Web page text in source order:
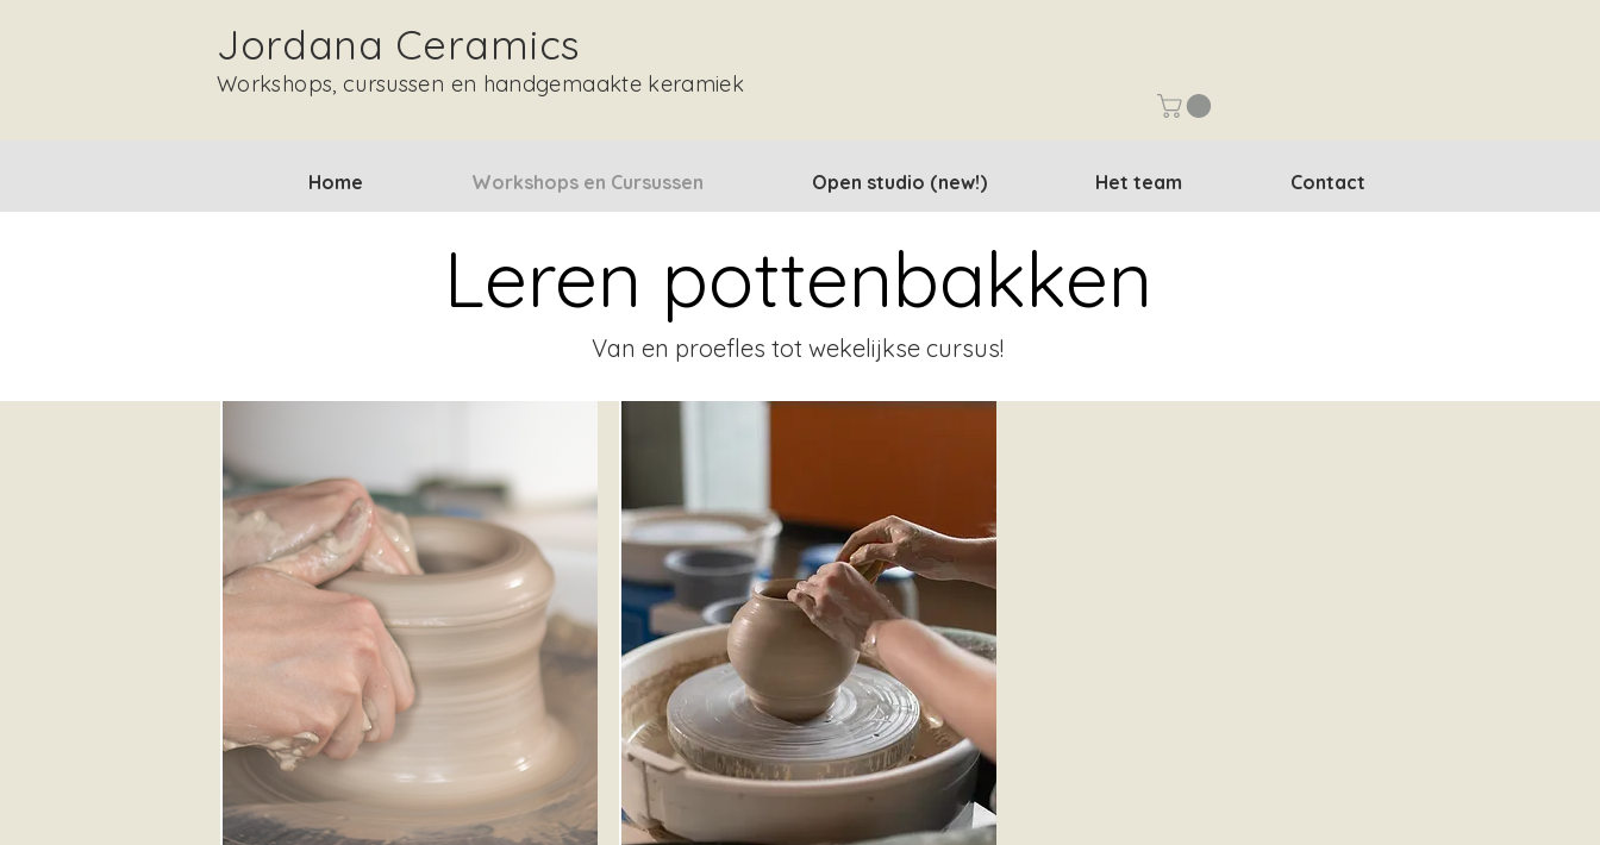
Jordana Ceramics
Workshops, cursussen en handgemaakte keramiek
Home Workshops en Cursussen Open studio (new!) Het team Contact
Leren pottenbakken
Van en proefles tot wekelijkse cursus!